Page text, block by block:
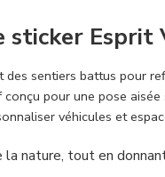
sticker Esprit
sentiers battus pour
conçu pour une pose
véhicules et
nature, tout en